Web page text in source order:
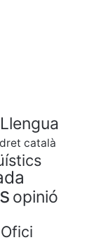
dret català
opinió